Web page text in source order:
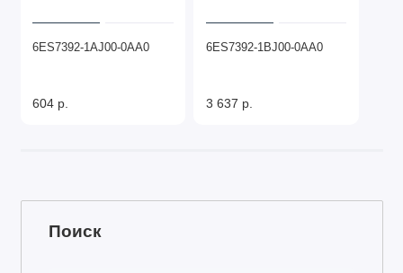
6ES7392-1AJ00-0AA0
604 р.
6ES7392-1BJ00-0AA0
3 637 р.
Поиск